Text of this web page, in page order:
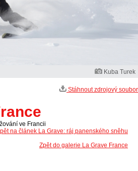
Kuba Turek
Stáhnout zdrojový soubor
ve Francii
na článek La Grave: ráj panenského sněhu
Zpět do galerie La Grave France